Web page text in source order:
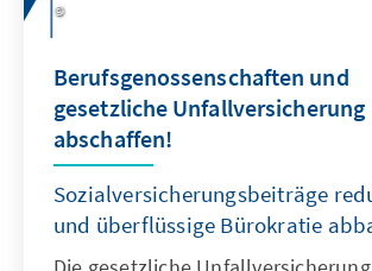
Berufsgenossenschaften und
gesetzliche Unfallversicherung
abschaffen!
Sozialversicherungsbeiträge
und überflüssige Bürokratie